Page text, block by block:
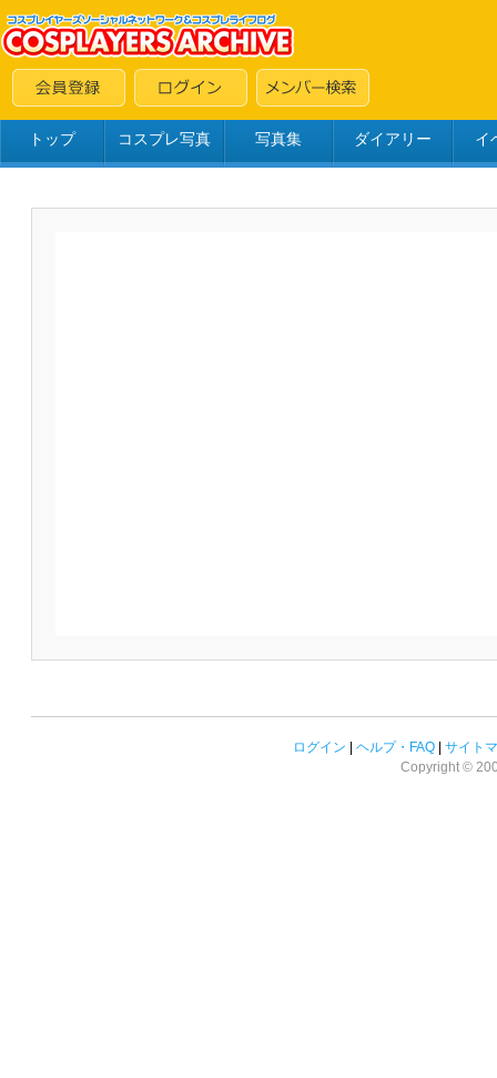
トップ コスプレ写真 写真集 ダイアリー イ
ログイン ヘルプ・FAQ
サイト
Copyright ©